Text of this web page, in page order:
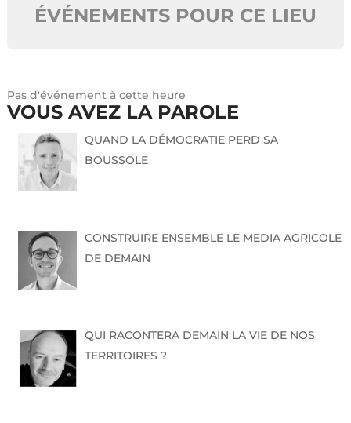
ÉVÉNEMENTS POUR CE LIEU
Pas d'événement à cette heure
VOUS AVEZ LA PAROLE
QUAND LA DÉMOCRATIE PERD SA
BOUSSOLE
CONSTRUIRE ENSEMBLE LE MEDIA AGRICOLE
DE DEMAIN
QUI RACONTERA DEMAIN LA VIE DE NOS
TERRITOIRES ?